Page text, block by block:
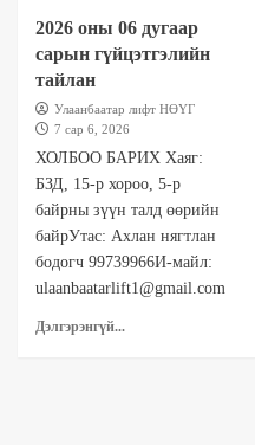
2026 оны 06 дугаар
сарын гүйцэтгэлийн
тайлан
Улаанбаатар лифт НӨҮГ
7 сар 6, 2026
ХОЛБОО БАРИХ Хаяг:
БЗД, 15-р хороо, 5-р
байрны зүүн талд өөрийн
байрУтас: Ахлан нягтлан
бодогч 99739966И-майл:
ulaanbaatarlift1@gmail.com
Дэлгэрэнгүй...